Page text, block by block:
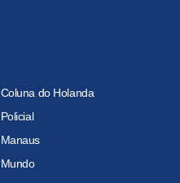
Coluna do Holanda
Policial
Manaus
Mundo